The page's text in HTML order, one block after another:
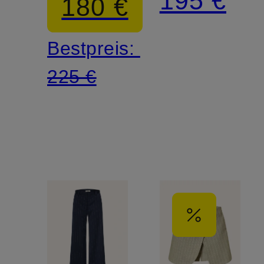
180 €
Bestpreis:
225 €